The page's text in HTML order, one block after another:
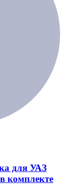
для УАЗ
комплекте